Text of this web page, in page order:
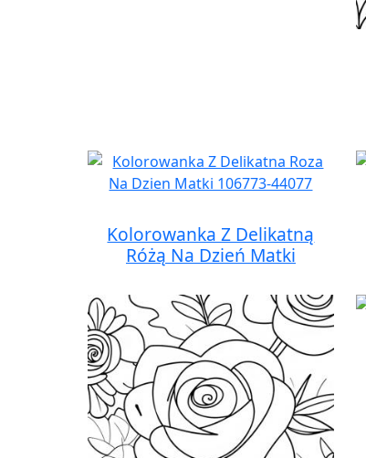
Kolorowanka Z Delikatną
Różą Na Dzień Matki